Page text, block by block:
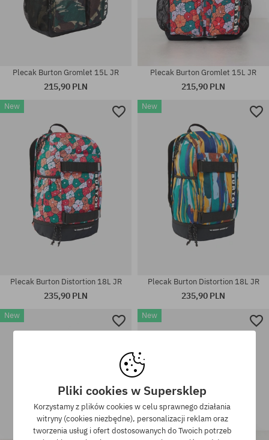
rozmiar uniwersalny rozmiar uniwersalny
Plecak Burton Gromlet 15L JR
215,90 PLN
Plecak Burton Gromlet 15L JR
215,90 PLN
New
Plecak Burton Distortion 18L JR
235,90 PLN
New
Plecak Burton Distortion 18L JR
235,90 PLN
New New
Pliki cookies w Supersklep
Korzystamy z plików cookies w celu sprawnego działania
witryny (cookies niezbędne), personalizacji reklam oraz
tworzenia usług i ofert dostosowanych do Twoich potrzeb